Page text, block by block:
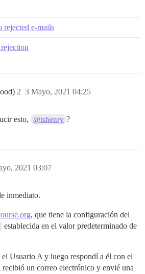
e-mails
3 Mayo, 2021 04:25
2
esto, @tshenry ?
2021 03:07
inmediato.
, que tiene la configuración del
establecida en el valor predeterminado de
Usuario A y luego respondí a él con el
un correo electrónico y envié una